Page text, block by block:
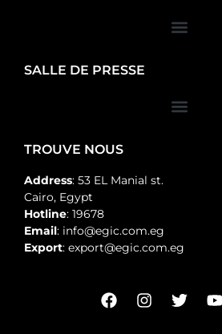
SALLE DE PRESSE
TROUVE NOUS
Address: 53 EL Manial st.
Cairo, Egypt
Hotline: 19678
Email: info@egic.com.eg
Export: export@egic.com.eg